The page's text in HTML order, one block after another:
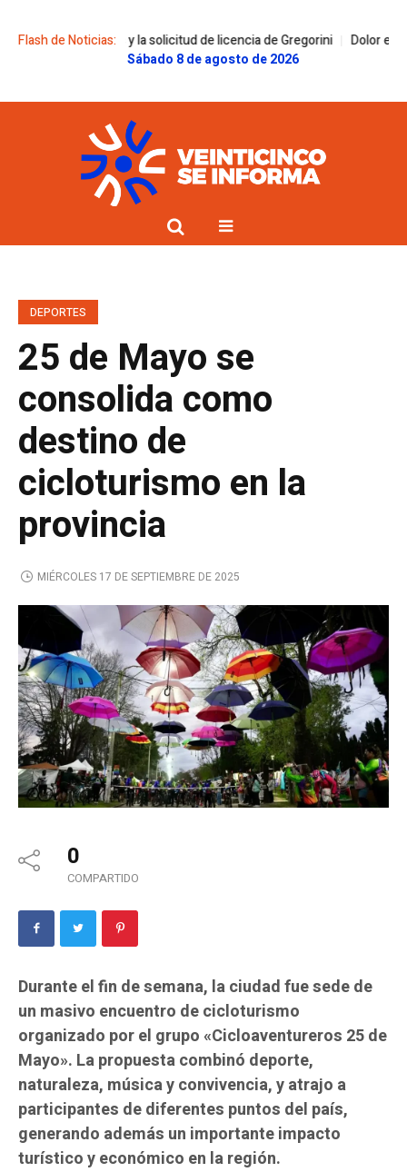
Flash de Noticias:
claves y la solicitud de licencia de Gregorini
Dolor en la familia
Sábado 8 de agosto de 2026
DEPORTES
25 de Mayo se
consolida como
destino de
cicloturismo en la
provincia
MIÉRCOLES 17 DE SEPTIEMBRE DE 2025
0
COMPARTIDO
Durante el fin de semana, la ciudad fue sede de
un masivo encuentro de cicloturismo
organizado por el grupo «Cicloaventureros 25 de
Mayo». La propuesta combinó deporte,
naturaleza, música y convivencia, y atrajo a
participantes de diferentes puntos del país,
generando además un importante impacto
turístico y económico en la región.